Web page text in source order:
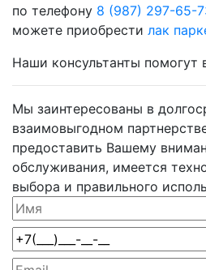
по телефону 8 (987) 297-65-
можете приобрести лак
Наши консультанты
Мы заинтересованы в
взаимовыгодном
предоставить Вашему
обслуживания, имеется
выбора и правильного